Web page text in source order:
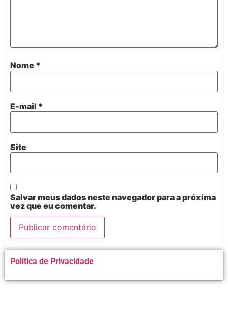
Nome *
E-mail *
Site
Salvar meus dados neste navegador para a próxima
vez que eu comentar.
Alternative:
Política de Privacidade